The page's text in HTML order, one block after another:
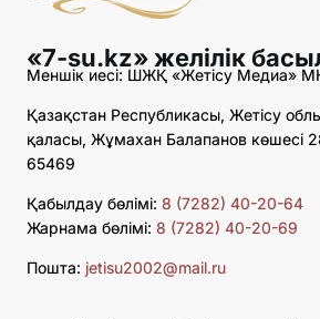
«7-su.kz» желілік
Меншік иесі: ШЖҚ «Жетісу Медиа»
Қазақстан Республикасы, Жетісу
қаласы, Жұмахан Балапанов көшесі
65469
Қабылдау бөлімі: 8 (7282) 40-20-64
Жарнама бөлімі: 8 (7282) 40-20-69
Пошта: jetisu2002@mail.ru